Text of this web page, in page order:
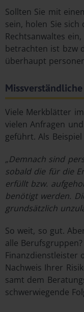
Sollten Sie mit
sein, holen Sie
Rechtsanwaltes
betrachten ist bzw
überhaupt
Viele Merkblätter
vielen Anfragen
geführt. Als
„Demnach sind
sobald die für die
erfüllt bzw.
benötigt werden.
grundsätzlich
So weit, so gut.
alle
Finanzdienstleister
Nachweis Ihrer
samt dem
schwerwiegende